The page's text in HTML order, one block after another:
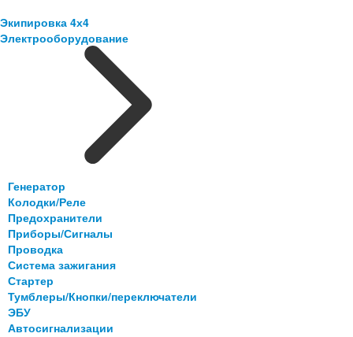
Экипировка 4х4
Электрооборудование
Генератор
Колодки/Реле
Предохранители
Приборы/Сигналы
Проводка
Система зажигания
Стартер
Тумблеры/Кнопки/переключатели
ЭБУ
Автосигнализации